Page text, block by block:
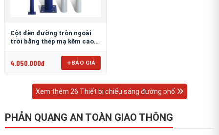
Cột đèn đường tròn ngoài
trời bằng thép mạ kẽm cao
4.050.000đ BÁO GIÁ
Xem thêm 26 Thiết bị chiếu sáng đường phố
PHẢN QUANG AN TOÀN GIAO THÔNG